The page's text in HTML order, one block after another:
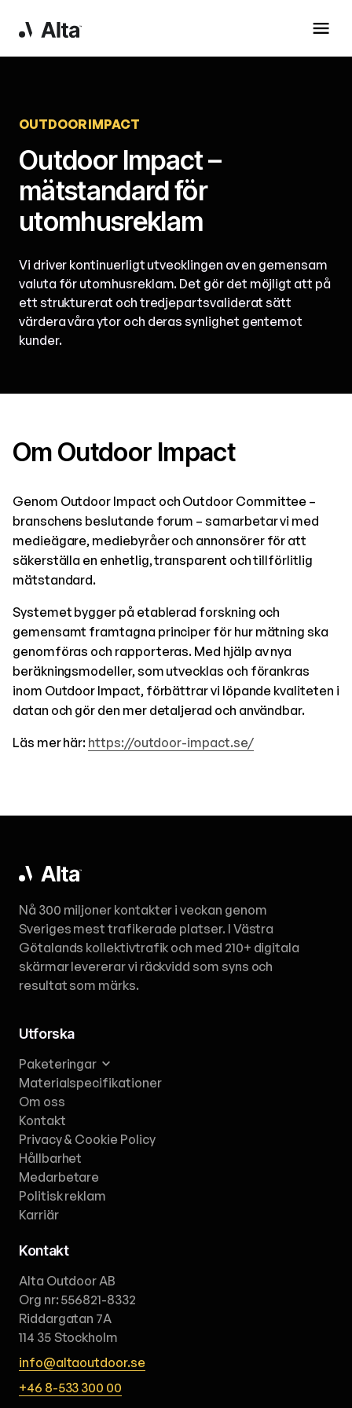
OUTDOOR IMPACT
Outdoor Impact –
mätstandard för
utomhusreklam
Vi driver kontinuerligt utvecklingen av en gemensam
valuta för utomhusreklam. Det gör det möjligt att på
ett strukturerat och tredjepartsvaliderat sätt
värdera våra ytor och deras synlighet gentemot
kunder.
Om Outdoor Impact
Genom Outdoor Impact och Outdoor Committee –
branschens beslutande forum – samarbetar vi med
medieägare, mediebyråer och annonsörer för att
säkerställa en enhetlig, transparent och tillförlitlig
mätstandard.
Systemet bygger på etablerad forskning och
gemensamt framtagna principer för hur mätning ska
genomföras och rapporteras. Med hjälp av nya
beräkningsmodeller, som utvecklas och förankras
inom Outdoor Impact, förbättrar vi löpande kvaliteten i
datan och gör den mer detaljerad och användbar.
Läs mer här: https://outdoor-impact.se/
Nå 300 miljoner kontakter i veckan genom
Sveriges mest trafikerade platser. I Västra
Götalands kollektivtrafik och med 210+ digitala
skärmar levererar vi räckvidd som syns och
resultat som märks.
Utforska
Paketeringar
Materialspecifikationer
Om oss
Kontakt
Privacy & Cookie Policy
Hållbarhet
Medarbetare
Politisk reklam
Karriär
Kontakt
Alta Outdoor AB
Org nr: 556821-8332
Riddargatan 7A
114 35 Stockholm
info@altaoutdoor.se
+46 8-533 300 00